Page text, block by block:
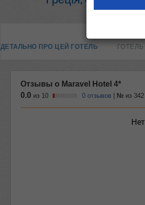
ДЕТАЛЬНО ПРО ЦЕЙ ГОТЕЛЬ ГОТЕЛЬ